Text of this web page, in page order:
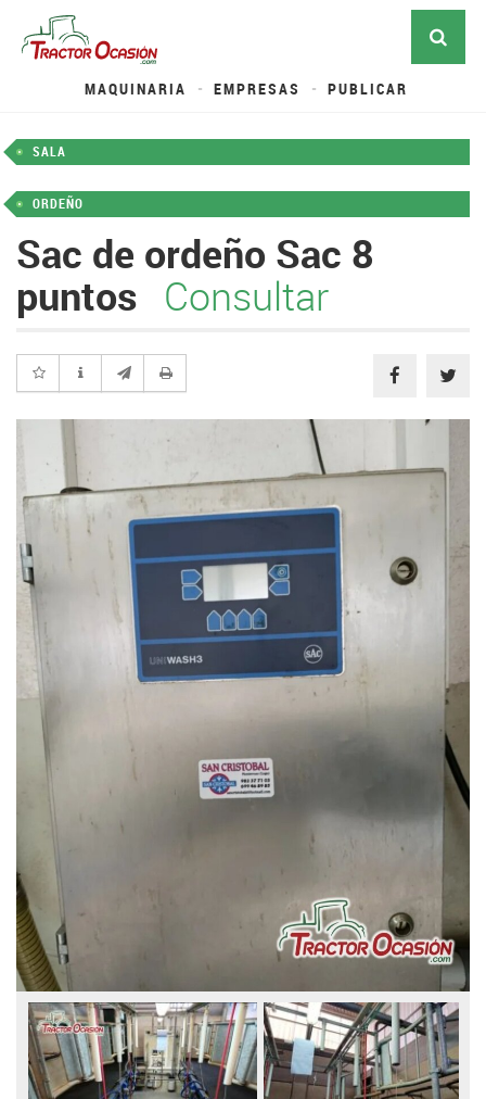
MAQUINARIA EMPRESAS PUBLICAR
SALA
ORDEÑO
Sac de ordeño Sac 8
puntos Consultar